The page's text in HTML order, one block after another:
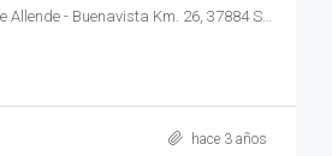
Gto MX, San Miguel de Allende - Buenavista Km. 26, 37884 San Miguel de Allende, Gto., México
hace 3 años